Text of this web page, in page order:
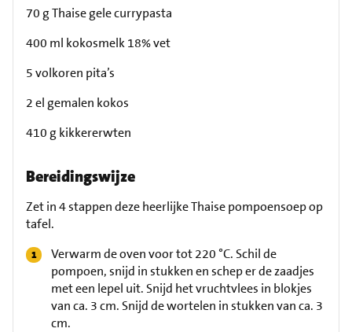
70 g Thaise gele currypasta
400 ml kokosmelk 18% vet
5 volkoren pita’s
2 el gemalen kokos
410 g kikkererwten
Bereidingswijze
Zet in 4 stappen deze heerlijke Thaise pompoensoep op
tafel.
Verwarm de oven voor tot 220 °C. Schil de
pompoen, snijd in stukken en schep er de zaadjes
met een lepel uit. Snijd het vruchtvlees in blokjes
van ca. 3 cm. Snijd de wortelen in stukken van ca. 3
cm.